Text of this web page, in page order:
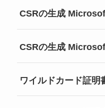
CSRの生成
CSRの生成
ワイルドカード証明